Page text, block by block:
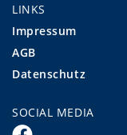
LINKS
Impressum
AGB
Datenschutz
SOCIAL MEDIA